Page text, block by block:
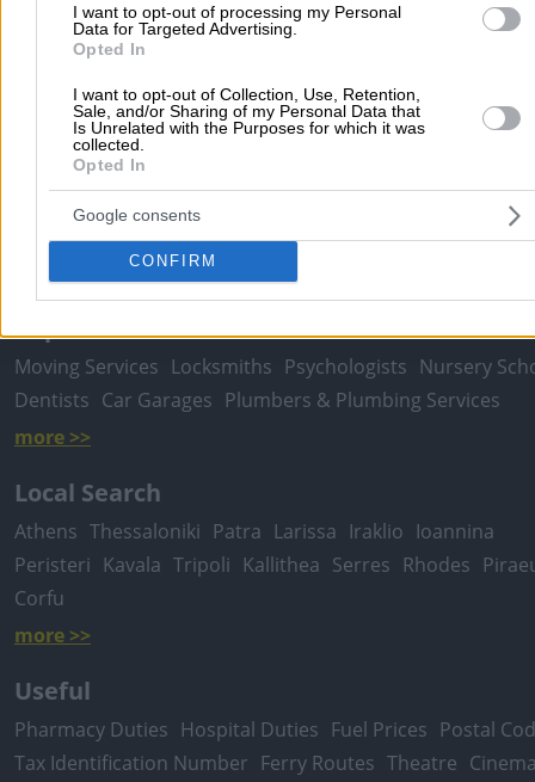
I want to opt-out of processing my Personal
Data for Targeted Advertising.
Opted In
I want to opt-out of Collection, Use, Retention,
Sale, and/or Sharing of my Personal Data that
Is Unrelated with the Purposes for which it was
collected.
Opted In
Google consents
CONFIRM
Submit review
Home > Prefecture of THESSALONIKIS > Chalkidona > Medical -
Diagnostic Centers - Clinics - Alternative Treatments
RAPTAKI GR. MARIA
Popular Searches
Moving Services Locksmiths Psychologists Nursery
Dentists Car Garages Plumbers & Plumbing Services
more >>
Local Search
Athens Thessaloniki Patra Larissa Iraklio Ioannina
Peristeri Kavala Tripoli Kallithea Serres Rhodes
Corfu
more >>
Useful
Pharmacy Duties Hospital Duties Fuel Prices Postal
Tax Identification Number Ferry Routes Theatre